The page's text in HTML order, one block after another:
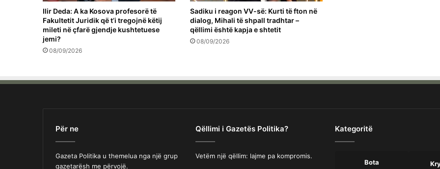
Ilir Deda: A ka Kosova profesorë të
Fakultetit Juridik që t’i tregojnë këtij
mileti në çfarë gjendje kushtetuese
jemi?
08/09/2026
Sadiku i reagon VV-së: Kurti të fton në
dialog, Mihali të shpall tradhtar –
qëllimi është kapja e shtetit
08/09/2026
Për ne
Gazeta Politika u themelua nga një grup
gazetarësh me përvojë.
Qëllimi i Gazetës Politika?
Vetëm një qëllim: lajme pa kompromis.
Kategoritë
Bota